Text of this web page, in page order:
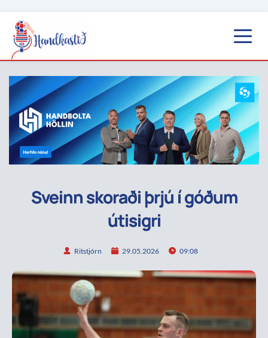
Sveinn skoraði þrjú í góðum
útisigri
Ritstjórn 29.05.2026 09:08